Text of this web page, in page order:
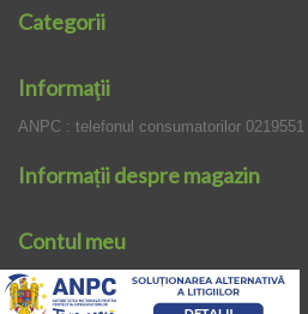
Categorii
Informaţii
ANPC : telefonul consumatorilor 0219551
Informații despre magazin
Contul meu